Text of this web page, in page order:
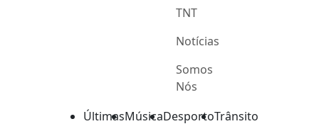
TNT
Notícias
Somos
Nós
ÚltimasMúsicaDesportoTrânsito